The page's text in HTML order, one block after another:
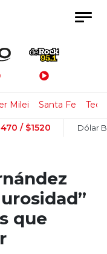
Milei Santa Fe
/ $1520 Dólar Blue:
que